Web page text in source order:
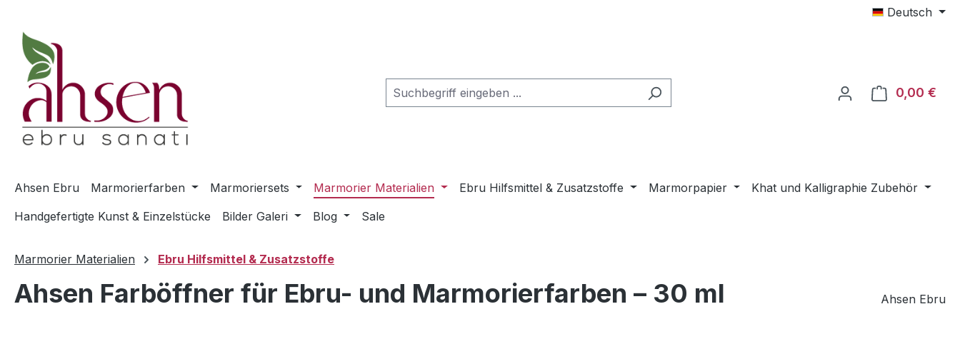
Deutsch
0,00 €
Ahsen Ebru Marmorierfarben Marmoriersets Marmorier Materialien Ebru Hilfsmittel & Zusatzstoffe Marmorpapier
Khat und Kalligraphie Zubehör
Handgefertigte Kunst & Einzelstücke
Bilder Galeri Blog Sale
Marmorier Materialien Ebru Hilfsmittel & Zusatzstoffe
Ahsen Farböffner für Ebru- und Marmorierfarben – 30 ml Ahsen Ebru